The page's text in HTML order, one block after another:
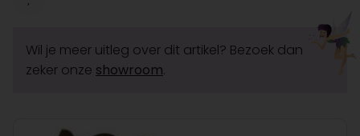
Wil je meer uitleg over dit artikel? Bezoek dan
zeker onze showroom.